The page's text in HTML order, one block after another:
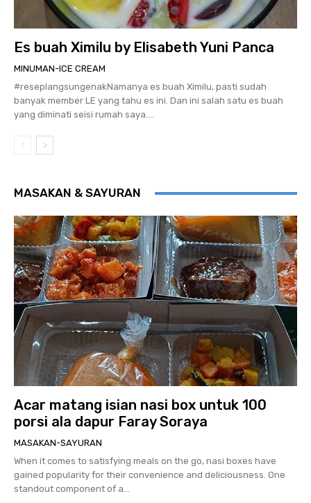
Es buah Ximilu by Elisabeth Yuni Panca
MINUMAN-ICE CREAM
#reseplangsungenakNamanya es buah Ximilu, pasti sudah
banyak member LE yang tahu es ini. Dan ini salah satu es buah
yang diminati seisi rumah saya....
MASAKAN & SAYURAN
Acar matang isian nasi box untuk 100
porsi ala dapur Faray Soraya
MASAKAN-SAYURAN
When it comes to satisfying meals on the go, nasi boxes have
gained popularity for their convenience and deliciousness. One
standout component of a...